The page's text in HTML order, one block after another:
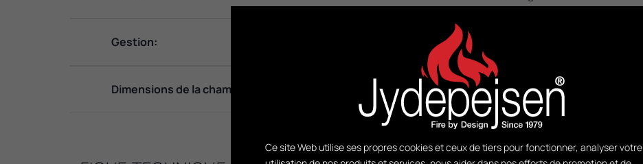
Gestion:
Dimensions de la chambre de combustion: H430 x L318 x P255
Ce site Web utilise ses propres cookies et ceux de tiers pour fonctionner, analyser votre